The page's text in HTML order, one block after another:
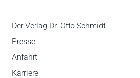
Der Verlag Dr. Otto Schmidt
Presse
Anfahrt
Karriere